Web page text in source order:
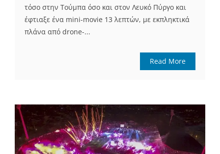
τόσο στην Τούμπα όσο και στον Λευκό Πύργο και
έφτιαξε ένα mini-movie 13 λεπτών, με εκπληκτικά
πλάνα από drone-...
Read More